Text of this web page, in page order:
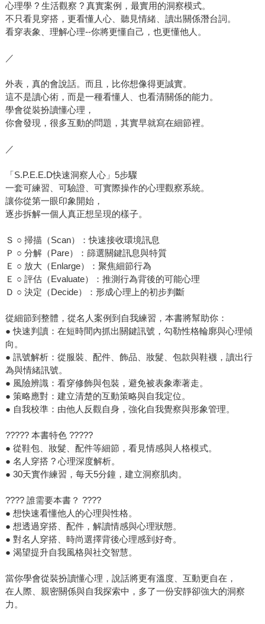
心理學 ? 生活觀察 ? 真實案例，最實用的洞察模式。
不只看見穿搭，更看懂人心、聽見情緒、讀出關係潛台詞。
看穿表象、理解心理--你將更懂自己，也更懂他人。
／
外表，真的會說話。而且，比你想像得更誠實。
這不是讀心術，而是一種看懂人、也看清關係的能力。
學會從裝扮讀懂心理，
你會發現，很多互動的問題，其實早就寫在細節裡。
／
「S.P.E.E.D快速洞察人心」5步驟
一套可練習、可驗證、可實際操作的心理觀察系統。
讓你從第一眼印象開始，
逐步拆解一個人真正想呈現的樣子。
Ｓ ○ 掃描（Scan）：快速接收環境訊息
Ｐ ○ 分解（Pare）：篩選關鍵訊息與特質
Ｅ ○ 放大（Enlarge）：聚焦細節行為
Ｅ ○ 評估（Evaluate）：推測行為背後的可能心理
Ｄ ○ 決定（Decide）：形成心理上的初步判斷
從細節到整體，從名人案例到自我練習，本書將幫助你：
● 快速判讀：在短時間內抓出關鍵訊號，勾勒性格輪廓與心理傾
向。
● 訊號解析：從服裝、配件、飾品、妝髮、包款與鞋襪，讀出行
為與情緒訊號。
● 風險辨識：看穿修飾與包裝，避免被表象牽著走。
● 策略應對：建立清楚的互動策略與自我定位。
● 自我校準：由他人反觀自身，強化自我覺察與形象管理。
????? 本書特色 ?????
● 從鞋包、妝髮、配件等細節，看見情感與人格模式。
● 名人穿搭 ? 心理深度解析。
● 30天實作練習，每天5分鐘，建立洞察肌肉。
???? 誰需要本書？ ????
● 想快速看懂他人的心理與性格。
● 想透過穿搭、配件，解讀情感與心理狀態。
● 對名人穿搭、時尚選擇背後心理感到好奇。
● 渴望提升自我風格與社交智慧。
當你學會從裝扮讀懂心理，說話將更有溫度、互動更自在，
在人際、親密關係與自我探索中，多了一份安靜卻強大的洞察
力。